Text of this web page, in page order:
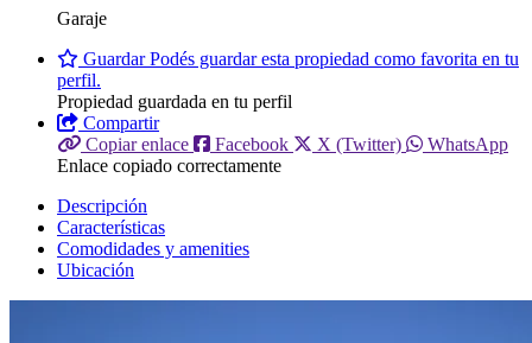
Garaje
GuardarPodés guardar esta propiedad como favorita en tu
perfil.
Propiedad guardada en tu perfil
Compartir
Copiar enlace
Facebook X (Twitter)
WhatsApp
Enlace copiado correctamente
Descripción
Características
Comodidades y amenities
Ubicación